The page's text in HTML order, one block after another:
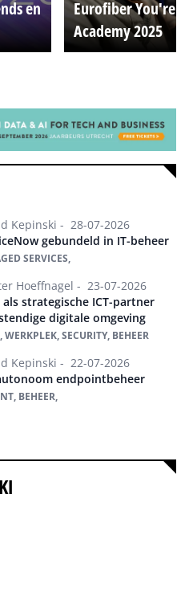
en
Eurofiber You're
Academy 2025
Kepinski - 28-07-2026
gebundeld in IT-beheer
SERVICES,
Hoeffnagel - 23-07-2026
als strategische ICT-partner
digitale omgeving
SECURITY, BEHEER
Kepinski - 22-07-2026
endpointbeheer
BEHEER,